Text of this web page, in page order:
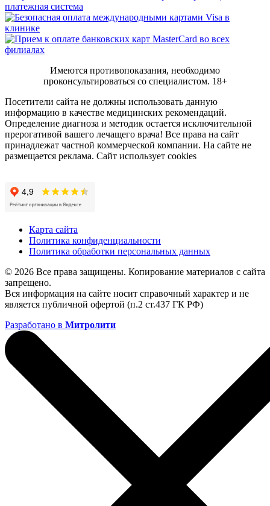
Имеются противопоказания, необходимо
проконсультироваться со специалистом. 18+
Посетители сайта не должны использовать данную
информацию в качестве медицинских рекомендаций.
Определение диагноза и методик остается исключительной
прерогативой вашего лечащего врача! Все права на сайт
принадлежат частной коммерческой компании. На сайте не
размещается реклама. Сайт использует cookies
Карта сайта
Политика конфиденциальности
Политика обработки персональных данных
© 2026 Все права защищены. Копирование материалов с сайта
запрещено.
Вся информация на сайте носит справочный характер и не
является публичной офертой (п.2 ст.437 ГК РФ)
Разработано в Митролити